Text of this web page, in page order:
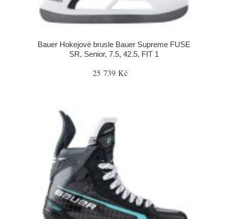
Bauer Hokejové brusle Bauer Supreme FUSE
SR, Senior, 7.5, 42.5, FIT 1
25 739 Kč